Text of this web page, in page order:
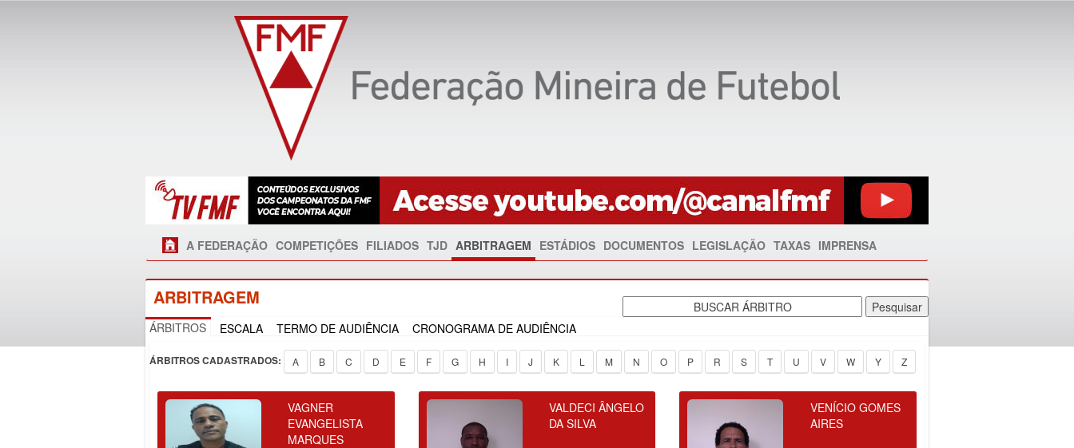
A FEDERAÇÃO COMPETIÇÕES FILIADOS TJD ARBITRAGEM ESTÁDIOS DOCUMENTOS LEGISLAÇÃO TAXAS IMPRENSA
ARBITRAGEM
ÁRBITROS ESCALA TERMO DE AUDIÊNCIA CRONOGRAMA DE AUDIÊNCIA
ÁRBITROS CADASTRADOS: A B C D E F G H I J K L M N O P R S T U V W Y Z
VAGNER
EVANGELISTA
MARQUES
VALDECI ÂNGELO
DA SILVA
VENÍCIO GOMES
AIRES